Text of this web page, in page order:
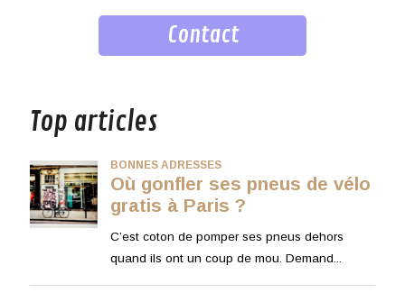
Contact
Top articles